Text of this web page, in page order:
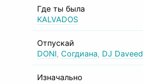
Где ты была
KALVADOS
Отпускай
DONI, Согдиана, DJ Daveed
Изначально